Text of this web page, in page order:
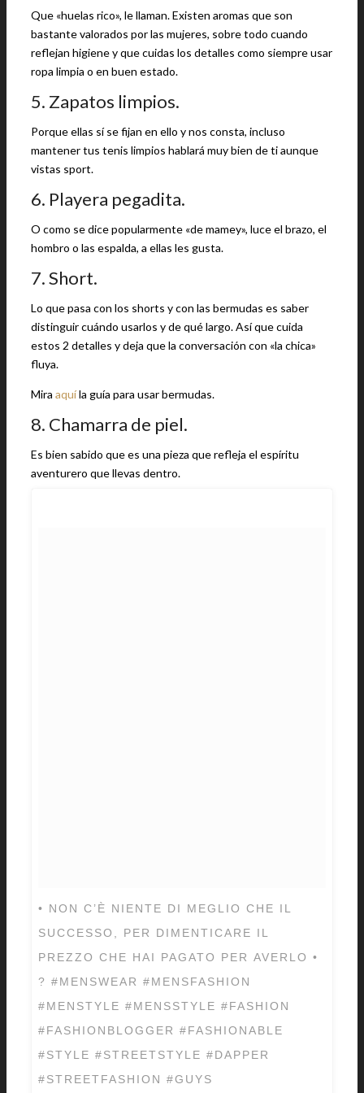
Que «huelas rico», le llaman. Existen aromas que son
bastante valorados por las mujeres, sobre todo cuando
reflejan higiene y que cuidas los detalles como siempre usar
ropa limpia o en buen estado.
5. Zapatos limpios.
Porque ellas sí se fijan en ello y nos consta, incluso
mantener tus tenis limpios hablará muy bien de ti aunque
vistas sport.
6. Playera pegadita.
O como se dice popularmente «de mamey», luce el brazo, el
hombro o las espalda, a ellas les gusta.
7. Short.
Lo que pasa con los shorts y con las bermudas es saber
distinguir cuándo usarlos y de qué largo. Así que cuida
estos 2 detalles y deja que la conversación con «la chica»
fluya.
Mira aquíla guía para usar bermudas.
8. Chamarra de piel.
Es bien sabido que es una pieza que refleja el espíritu
aventurero que llevas dentro.
• NON C’È NIENTE DI MEGLIO CHE IL
SUCCESSO, PER DIMENTICARE IL
PREZZO CHE HAI PAGATO PER AVERLO •
? #MENSWEAR #MENSFASHION
#MENSTYLE #MENSSTYLE #FASHION
#FASHIONBLOGGER #FASHIONABLE
#STYLE #STREETSTYLE #DAPPER
#STREETFASHION #GUYS